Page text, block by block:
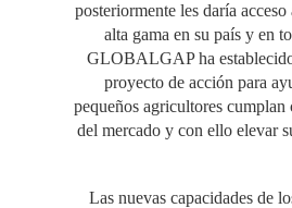
posteriormente les daría acceso
alta gama en su país y en
GLOBALGAP ha
proyecto de acción para
pequeños agricultores cumplan
del mercado y con ello elevar
Las nuevas capacidades de